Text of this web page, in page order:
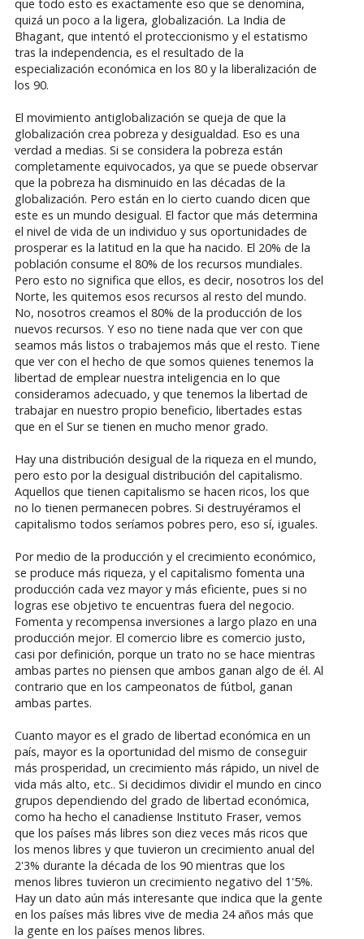
que todo esto es exactamente eso que se denomina,
quizá un poco a la ligera, globalización. La India de
Bhagant, que intentó el proteccionismo y el estatismo
tras la independencia, es el resultado de la
especialización económica en los 80 y la liberalización de
los 90.
El movimiento antiglobalización se queja de que la
globalización crea pobreza y desigualdad. Eso es una
verdad a medias. Si se considera la pobreza están
completamente equivocados, ya que se puede observar
que la pobreza ha disminuido en las décadas de la
globalización. Pero están en lo cierto cuando dicen que
este es un mundo desigual. El factor que más determina
el nivel de vida de un individuo y sus oportunidades de
prosperar es la latitud en la que ha nacido. El 20% de la
población consume el 80% de los recursos mundiales.
Pero esto no significa que ellos, es decir, nosotros los del
Norte, les quitemos esos recursos al resto del mundo.
No, nosotros creamos el 80% de la producción de los
nuevos recursos. Y eso no tiene nada que ver con que
seamos más listos o trabajemos más que el resto. Tiene
que ver con el hecho de que somos quienes tenemos la
libertad de emplear nuestra inteligencia en lo que
consideramos adecuado, y que tenemos la libertad de
trabajar en nuestro propio beneficio, libertades estas
que en el Sur se tienen en mucho menor grado.
Hay una distribución desigual de la riqueza en el mundo,
pero esto por la desigual distribución del capitalismo.
Aquellos que tienen capitalismo se hacen ricos, los que
no lo tienen permanecen pobres. Si destruyéramos el
capitalismo todos seríamos pobres pero, eso sí, iguales.
Por medio de la producción y el crecimiento económico,
se produce más riqueza, y el capitalismo fomenta una
producción cada vez mayor y más eficiente, pues si no
logras ese objetivo te encuentras fuera del negocio.
Fomenta y recompensa inversiones a largo plazo en una
producción mejor. El comercio libre es comercio justo,
casi por definición, porque un trato no se hace mientras
ambas partes no piensen que ambos ganan algo de él. Al
contrario que en los campeonatos de fútbol, ganan
ambas partes.
Cuanto mayor es el grado de libertad económica en un
país, mayor es la oportunidad del mismo de conseguir
más prosperidad, un crecimiento más rápido, un nivel de
vida más alto, etc.. Si decidimos dividir el mundo en cinco
grupos dependiendo del grado de libertad económica,
como ha hecho el canadiense Instituto Fraser, vemos
que los países más libres son diez veces más ricos que
los menos libres y que tuvieron un crecimiento anual del
2'3% durante la década de los 90 mientras que los
menos libres tuvieron un crecimiento negativo del 1'5%.
Hay un dato aún más interesante que indica que la gente
en los países más libres vive de media 24 años más que
la gente en los países menos libres.